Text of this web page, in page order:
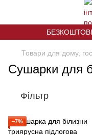
Товари для дому,
Сушарки для
Фільтр
−7%